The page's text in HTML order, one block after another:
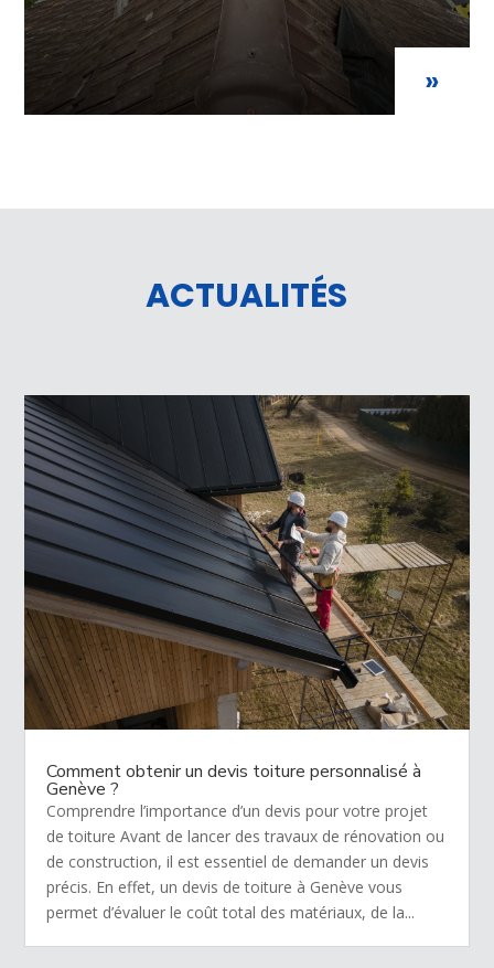
»
ACTUALITÉS
Comment obtenir un devis toiture personnalisé à
Genève ?
Comprendre l’importance d’un devis pour votre projet
de toiture Avant de lancer des travaux de rénovation ou
de construction, il est essentiel de demander un devis
précis. En effet, un devis de toiture à Genève vous
permet d’évaluer le coût total des matériaux, de la...